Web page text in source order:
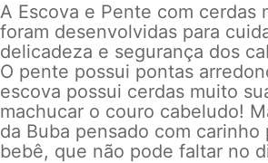
A Escova e Pente com cerdas
foram desenvolvidas para
delicadeza e segurança dos
O pente possui pontas
escova possui cerdas muito
machucar o couro cabeludo!
da Buba pensado com carinho
bebê, que não pode faltar no